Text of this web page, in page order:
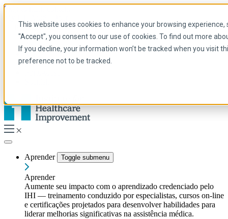
This website uses cookies to enhance your browsing
"Accept", you consent to our use of cookies. To find out more
If you decline, your information won’t be tracked when you visit
preference not to be tracked.
Skip to main content
Portuguese
Arabic
Inglês
Francês
Aprender Toggle submenu
Aprender
Aumente seu impacto com o aprendizado credenciado pelo
IHI — treinamento conduzido por especialistas, cursos on-line
e certificações projetados para desenvolver habilidades para
liderar melhorias significativas na assistência médica.